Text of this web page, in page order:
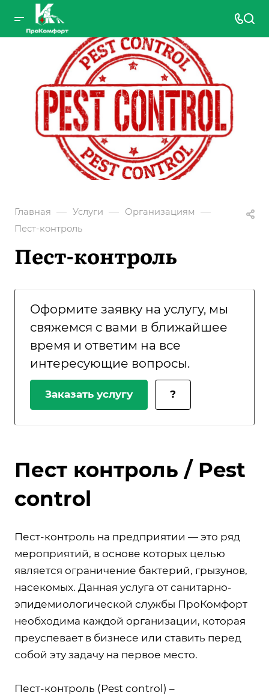
Главная — Услуги — Организациям —
Пест-контроль
Пест-контроль
Оформите заявку на услугу, мы
свяжемся с вами в ближайшее
время и ответим на все
интересующие вопросы.
Заказать услугу ?
Пест контроль / Pest
control
Пест-контроль на предприятии — это ряд
мероприятий, в основе которых целью
является ограничение бактерий, грызунов,
насекомых. Данная услуга от санитарно-
эпидемиологической службы ПроКомфорт
необходима каждой организации, которая
преуспевает в бизнесе или ставить перед
собой эту задачу на первое место.
Пест-контроль (Pest control) –